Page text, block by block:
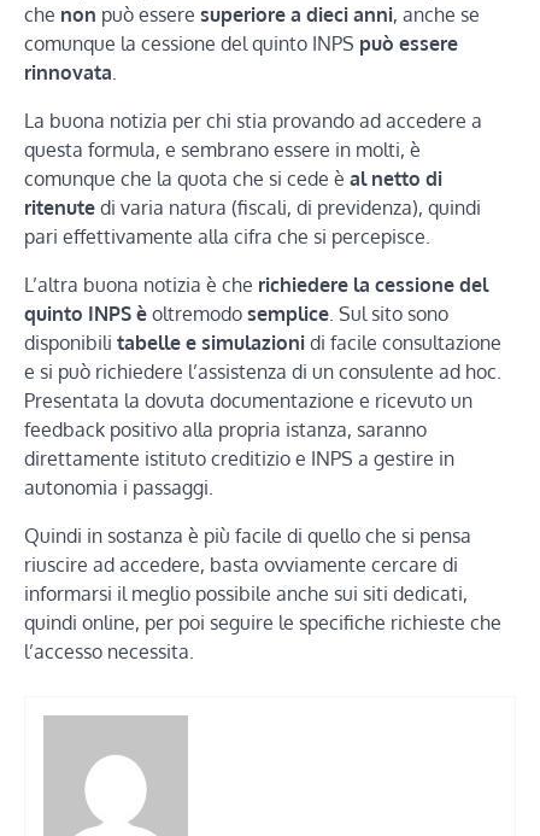
che non può essere superiore a dieci anni, anche se
comunque la cessione del quinto INPS può essere
rinnovata.
La buona notizia per chi stia provando ad accedere a
questa formula, e sembrano essere in molti, è
comunque che la quota che si cede è al netto di
ritenute di varia natura (fiscali, di previdenza), quindi
pari effettivamente alla cifra che si percepisce.
L’altra buona notizia è che richiedere la cessione del
quinto INPS è oltremodo semplice. Sul sito sono
disponibili tabelle e simulazioni di facile consultazione
e si può richiedere l’assistenza di un consulente ad hoc.
Presentata la dovuta documentazione e ricevuto un
feedback positivo alla propria istanza, saranno
direttamente istituto creditizio e INPS a gestire in
autonomia i passaggi.
Quindi in sostanza è più facile di quello che si pensa
riuscire ad accedere, basta ovviamente cercare di
informarsi il meglio possibile anche sui siti dedicati,
quindi online, per poi seguire le specifiche richieste che
l’accesso necessita.